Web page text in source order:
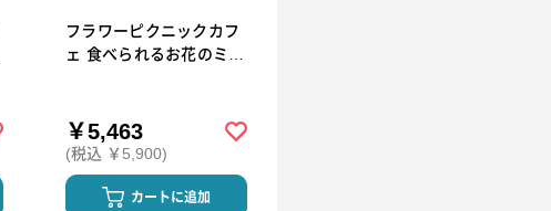
フラワーピクニックカフ
ェ 食べられるお花のミニ
￥5,463
(税込 ￥5,900)
カートに追加